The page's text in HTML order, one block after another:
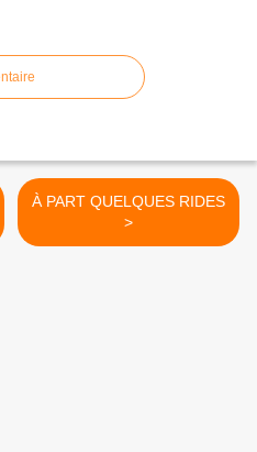
À PART QUELQUES RIDES
>